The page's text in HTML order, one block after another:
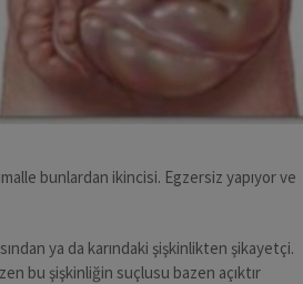
bunlardan ikincisi. Egzersiz yapıyor ve
ya da karındaki şişkinlikten şikayetçi.
bu şişkinliğin suçlusu bazen açıktır